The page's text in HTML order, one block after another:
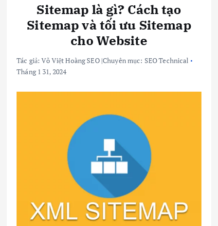
Sitemap là gì? Cách tạo
Sitemap và tối ưu Sitemap
cho Website
Tác giả:Võ Việt Hoàng SEO|Chuyên mục: SEO Technical
Tháng 1 31, 2024